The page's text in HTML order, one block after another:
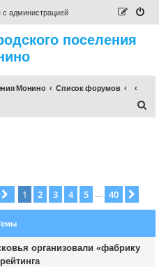
с администрацией
поселения
Монино
Список форумов
Страница из 40
1 2 3 4 5 40
организовали «фабрику